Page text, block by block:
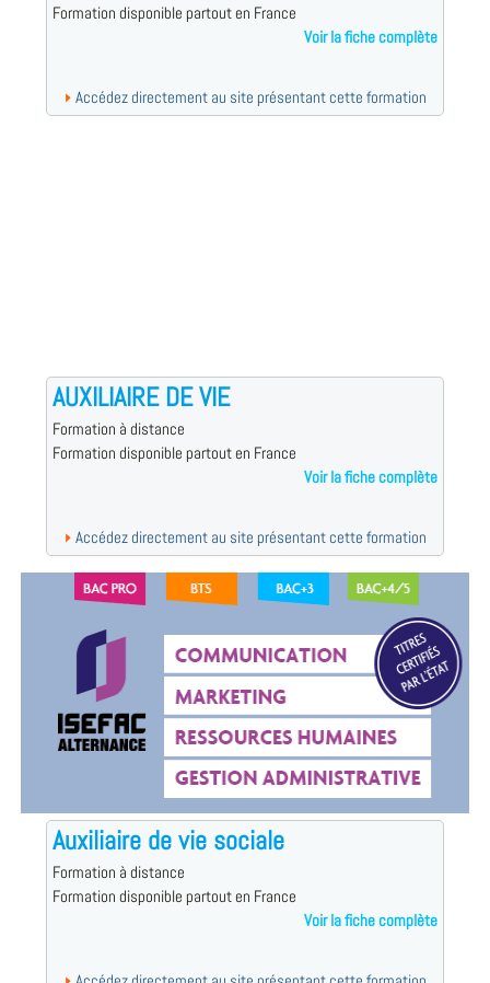
Formation disponible partout en France
Voir la fiche complète
Accédez directement au site présentant cette formation
AUXILIAIRE DE VIE
Formation à distance
Formation disponible partout en France
Voir la fiche complète
Accédez directement au site présentant cette formation
Auxiliaire de vie sociale
Formation à distance
Formation disponible partout en France
Voir la fiche complète